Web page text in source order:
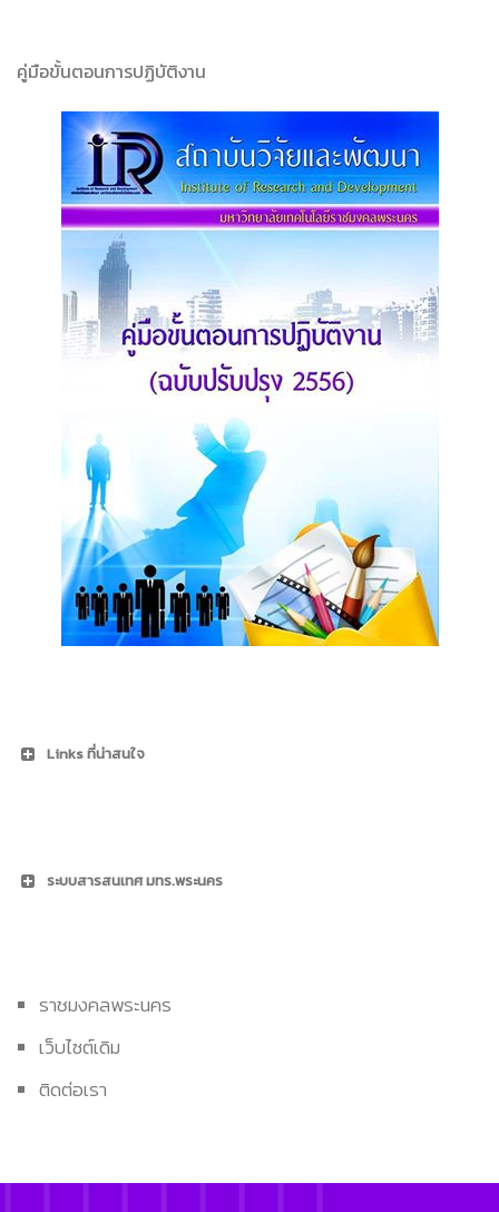
คู่มือขั้นตอนการปฏิบัติงาน
Links ที่น่าสนใจ
ระบบสารสนเทศ มทร.พระนคร
ราชมงคลพระนคร
เว็บไซต์เดิม
ติดต่อเรา